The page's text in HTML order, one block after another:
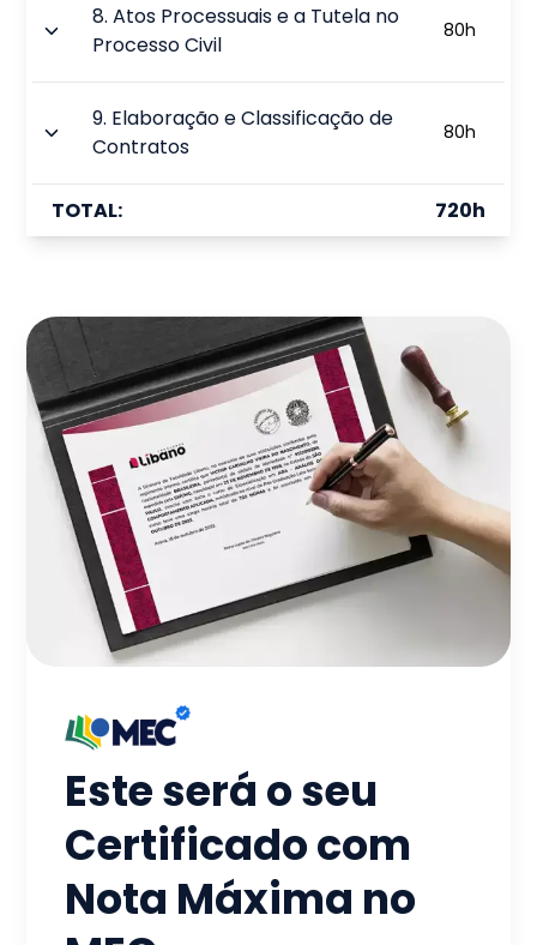
8.Atos Processuais e a Tutela no
Processo Civil
80h
9. Elaboração e Classificação de
Contratos
80h
TOTAL: 720h
Este será o seu
Certificado com
Nota Máxima no